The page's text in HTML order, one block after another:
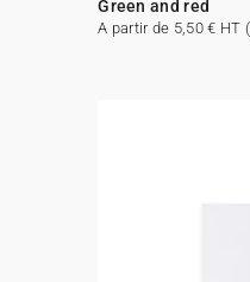
Green and red
A partir de 5,50 € HT